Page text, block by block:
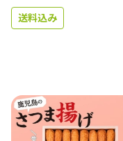
送料込み